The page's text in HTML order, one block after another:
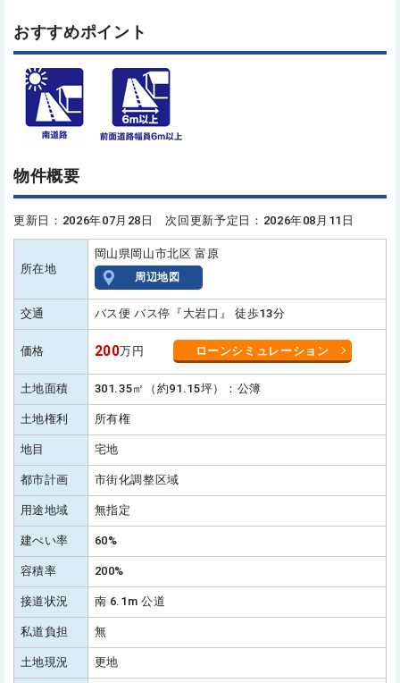
おすすめポイント
物件概要
更新日：2026年07月28日 次回更新予定日：2026年08月11日
所在地
岡山県岡山市北区 富原
周辺地図
交通 バス便 バス停『大岩口』 徒歩13分
価格 200万円 ローンシミュレーション
土地面積 301.35㎡（約91.15坪）：公簿
土地権利 所有権
地目 宅地
都市計画 市街化調整区域
用途地域 無指定
建ぺい率 60%
容積率 200%
接道状況 南 6.1m 公道
私道負担 無
土地現況 更地